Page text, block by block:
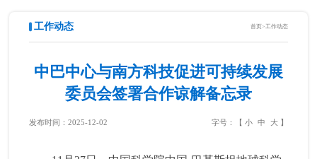
工作动态 首页>工作动态
中巴中心与南方科技促进可持续发展
委员会签署合作谅解备忘录
发布时间：2025-12-02 字号：【 小 中 大】